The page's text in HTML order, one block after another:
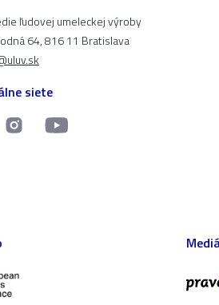
ľudovej umeleckej výroby
64, 816 11 Bratislava
siete